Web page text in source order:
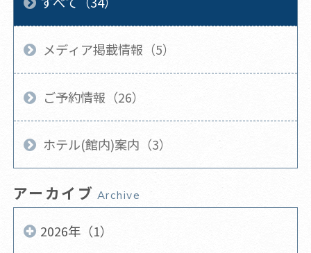
メディア掲載情報（5）
ご予約情報（26）
ホテル(館内)案内（3）
アーカイブ Archive
2026年（1）